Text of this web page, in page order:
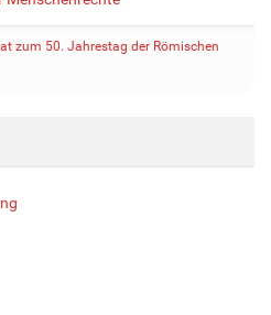
zum 50. Jahrestag der Römischen